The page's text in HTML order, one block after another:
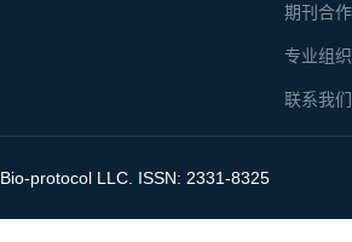
期刊合
专业组
联系我们
Bio-protocol LLC. ISSN: 2331-8325